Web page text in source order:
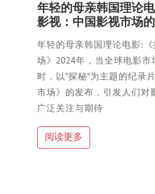
年轻的母亲韩国理论
影视：中国影视市场
年轻的母亲韩国理论电影:
场》2024年，当全球电影
时，以"探秘"为主题的纪录
市场》的发布，引发人们对
广泛关注与期待
阅读更多